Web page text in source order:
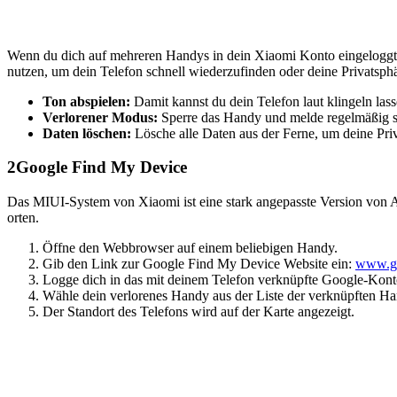
Wenn du dich auf mehreren Handys in dein Xiaomi Konto
nutzen, um dein Telefon schnell wiederzufinden oder deine
Ton abspielen: Damit kannst du dein Telefon laut klingeln
Verlorener Modus: Sperre das Handy und melde
Daten löschen: Lösche alle Daten aus der Ferne, um deine
2Google Find My Device
Das MIUI-System von Xiaomi ist eine stark angepasste Version
orten.
Öffne den Webbrowser auf einem beliebigen Handy.
Gib den Link zur Google Find My Device Website ein:
Logge dich in das mit deinem Telefon verknüpfte Google-
Wähle dein verlorenes Handy aus der Liste der verknüpften
Der Standort des Telefons wird auf der Karte angezeigt.